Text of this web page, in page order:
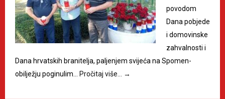
povodom
Dana pobjede
i domovinske
zahvalnosti i
Dana hrvatskih branitelja, paljenjem svijeća na Spomen-
obilježju poginulim… Pročitaj više… →